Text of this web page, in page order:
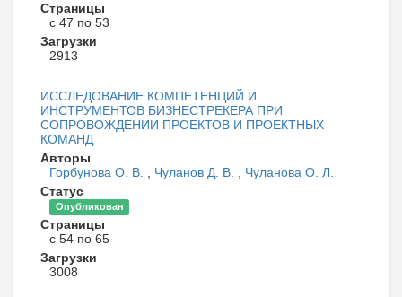
Страницы
с 47 по 53
Загрузки
2913
ИССЛЕДОВАНИЕ КОМПЕТЕНЦИЙ И
ИНСТРУМЕНТОВ БИЗНЕСТРЕКЕРА ПРИ
СОПРОВОЖДЕНИИ ПРОЕКТОВ И ПРОЕКТНЫХ
КОМАНД
Авторы
Горбунова О. В. , Чуланов Д. В. , Чуланова О. Л.
Статус
Опубликован
Страницы
с 54 по 65
Загрузки
3008